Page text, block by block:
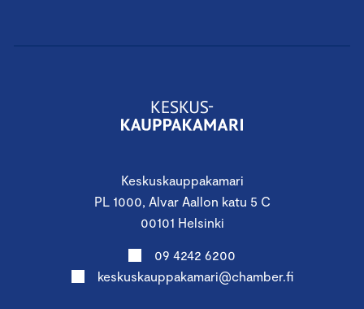
Keskuskauppakamari
PL 1000, Alvar Aallon katu 5 C
00101 Helsinki
09 4242 6200
keskuskauppakamari@chamber.fi